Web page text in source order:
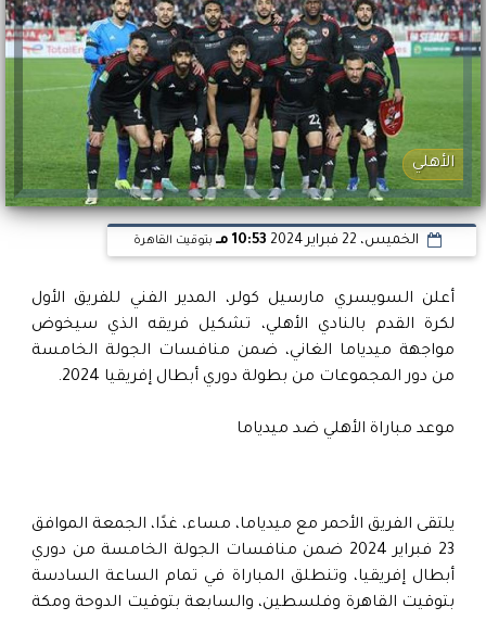
الأهلي
الخميس، 22 فبراير 2024 10:53 مـ بتوقيت القاهرة
أعلن السويسري مارسيل كولر، المدير الفني للفريق الأول
لكرة القدم بالنادي الأهلي، تشكيل فريقه الذي سيخوض
مواجهة ميدياما الغاني، ضمن منافسات الجولة الخامسة
من دور المجموعات من بطولة دوري أبطال إفريقيا 2024.
موعد مباراة الأهلي ضد ميدياما
يلتقى الفريق الأحمر مع ميدياما، مساء، غدًا، الجمعة الموافق
23 فبراير 2024 ضمن منافسات الجولة الخامسة من دوري
أبطال إفريقيا، وتنطلق المباراة في تمام الساعة السادسة
بتوقيت القاهرة وفلسطين، والسابعة بتوقيت الدوحة ومكة